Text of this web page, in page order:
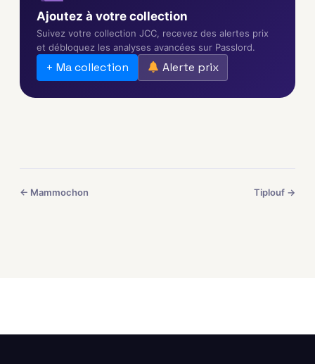
Ajoutez à votre collection
Suivez votre collection JCC, recevez des alertes prix
et débloquez les analyses avancées sur Passlord.
+ Ma collection Alerte prix
← Mammochon Tiplouf →